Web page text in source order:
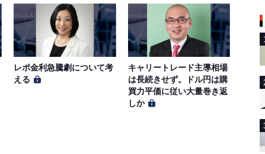
レポ金利急騰劇について考
える
キャリートレード主導相場
は長続きせず。ドル円は購
買力平価に従い大量巻き返
しか